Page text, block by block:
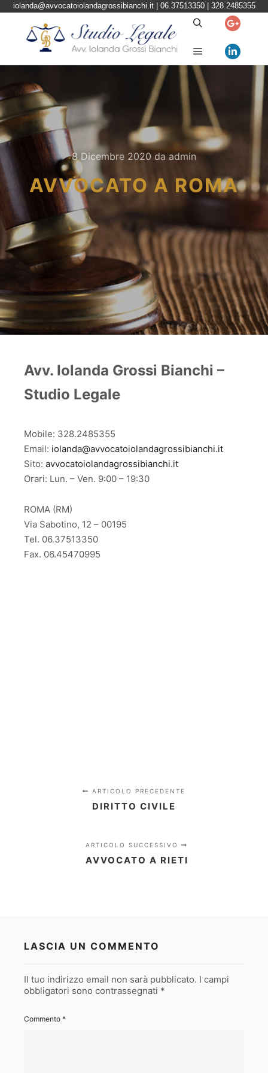
iolanda@avvocatoiolandagrossibianchi.it| 06.37513350 | 328.2485355
Menu
8 Dicembre 2020 da admin
AVVOCATO A ROMA
Avv. Iolanda Grossi Bianchi –
Studio Legale
Mobile: 328.2485355
Email: iolanda@avvocatoiolandagrossibianchi.it
Sito: avvocatoiolandagrossibianchi.it
Orari: Lun. – Ven. 9:00 – 19:30
ROMA (RM)
Via Sabotino, 12 – 00195
Tel. 06.37513350
Fax. 06.45470995
ARTICOLO PRECEDENTE
DIRITTO CIVILE
ARTICOLO SUCCESSIVO
AVVOCATO A RIETI
LASCIA UN COMMENTO
Il tuo indirizzo email non sarà pubblicato. I campi
obbligatori sono contrassegnati *
Commento *